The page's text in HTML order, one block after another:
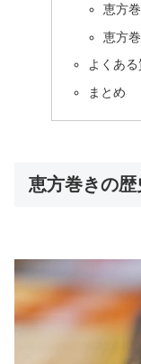
恵方
恵方
よくあ
まとめ
恵方巻きの